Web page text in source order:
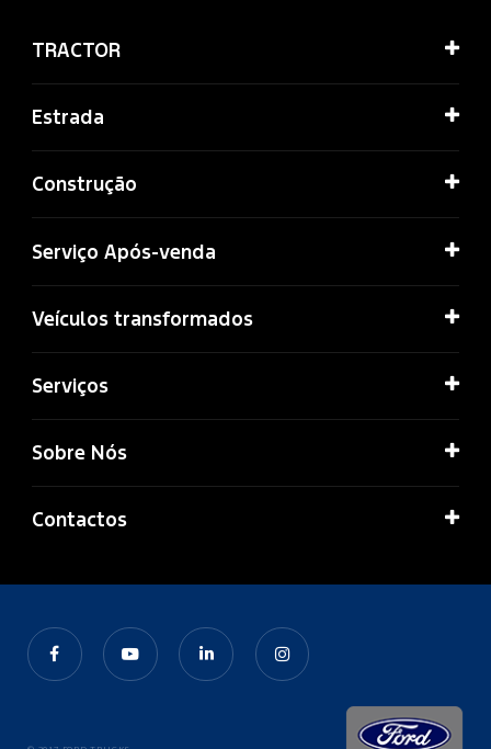
TRACTOR
Estrada
Construção
Serviço Após-venda
Veículos transformados
Serviços
Sobre Nós
Contactos